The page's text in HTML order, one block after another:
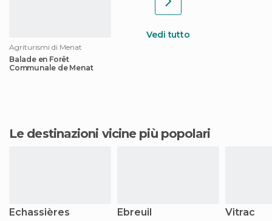
Agriturismi di Menat
Balade en Forêt
Communale de Menat
Vedi tutto
Le destinazioni vicine più popolari
Echassières Ebreuil Vitrac